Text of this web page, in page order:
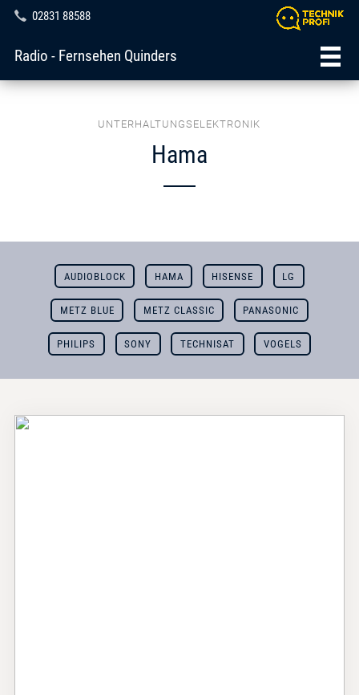
02831 88588
Radio - Fernsehen Quinders
UNTERHALTUNGSELEKTRONIK
Hama
AUDIOBLOCK HAMA HISENSE LG
METZ BLUE METZ CLASSIC PANASONIC
PHILIPS SONY TECHNISAT VOGELS